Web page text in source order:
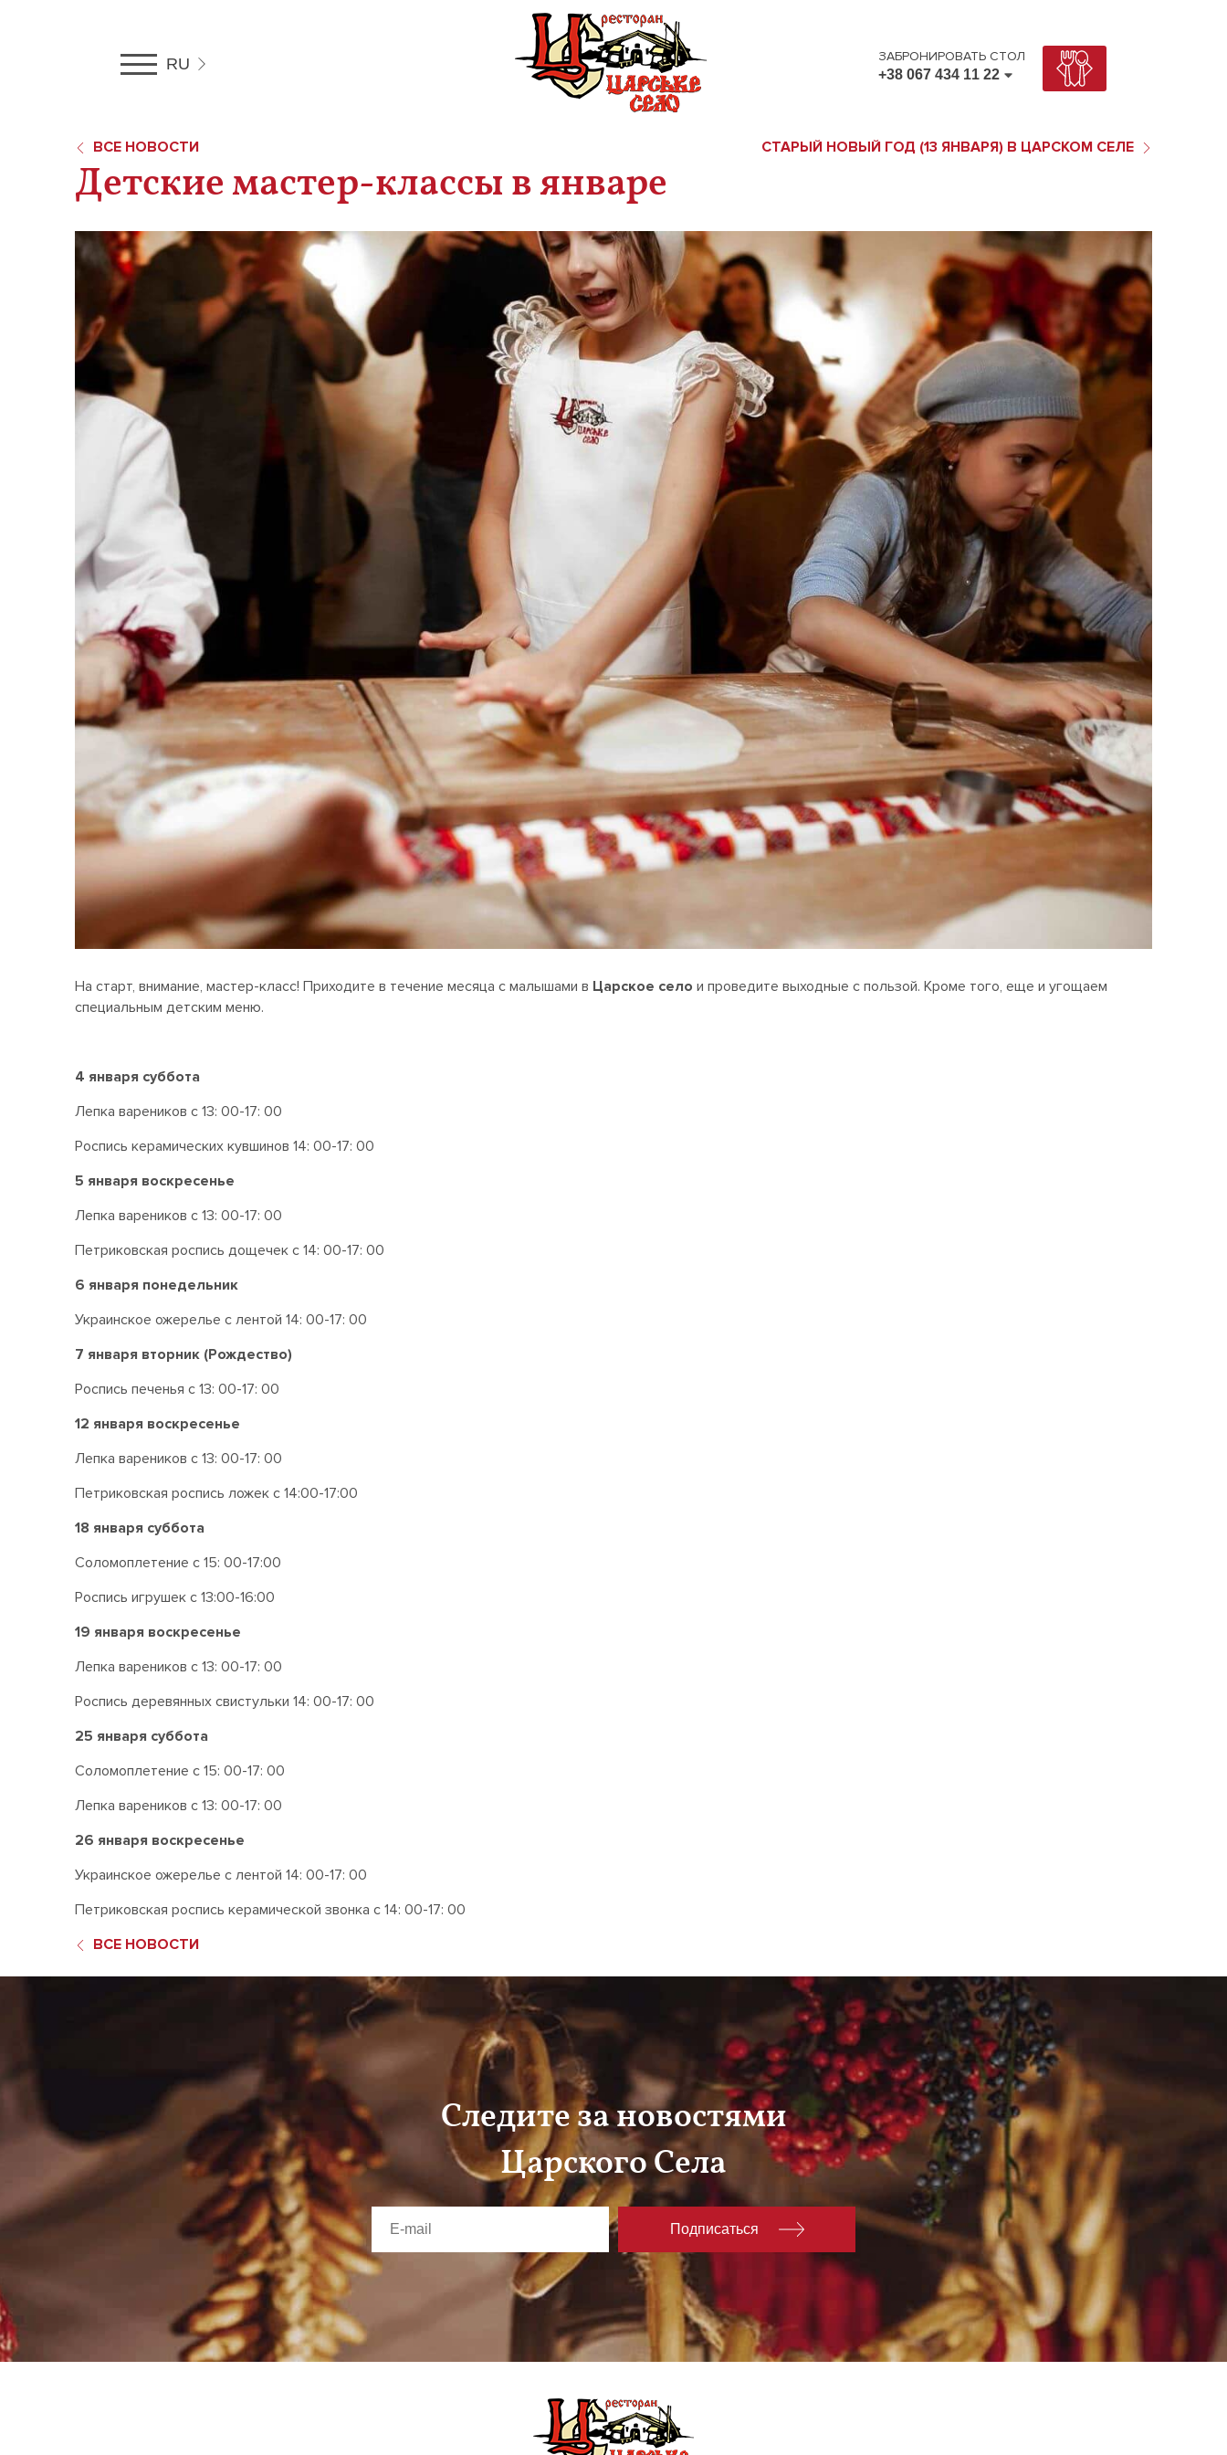
RU
EN
ЗАБРОНИРОВАТЬ СТОЛ
+38 067 434 11 22
ВСЕ НОВОСТИ СТАРЫЙ НОВЫЙ ГОД (13 ЯНВАРЯ) В ЦАРСКОМ СЕЛЕ
Детские мастер-классы в январе
На старт, внимание, мастер-класс! Приходите в течение месяца с малышами в Царское село и проведите выходные с пользой. Кроме того, еще и угощаем
специальным детским меню.
4 января суббота
Лепка вареников с 13: 00-17: 00
Роспись керамических кувшинов 14: 00-17: 00
5 января воскресенье
Лепка вареников с 13: 00-17: 00
Петриковская роспись дощечек с 14: 00-17: 00
6 января понедельник
Украинское ожерелье с лентой 14: 00-17: 00
7 января вторник (Рождество)
Роспись печенья с 13: 00-17: 00
12 января воскресенье
Лепка вареников с 13: 00-17: 00
Петриковская роспись ложек с 14:00-17:00
18 января суббота
Соломоплетение с 15: 00-17:00
Роспись игрушек с 13:00-16:00
19 января воскресенье
Лепка вареников с 13: 00-17: 00
Роспись деревянных свистульки 14: 00-17: 00
25 января суббота
Соломоплетение с 15: 00-17: 00
Лепка вареников с 13: 00-17: 00
26 января воскресенье
Украинское ожерелье с лентой 14: 00-17: 00
Петриковская роспись керамической звонка с 14: 00-17: 00
ВСЕ НОВОСТИ
Следите за новостями
Царского Села
Подписаться